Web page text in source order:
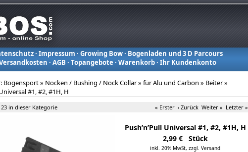
· Impressum · Growing Bow· Bogenladen und 3 D Parcours
· AGB · Topangebote · Warenkorb· Ihr Kundenkonto
Bogensport» Nocken / Bushing / Nock Collar» für Alu und Carbon » Beiter»
#1, #2, #1H, H
in dieser Kategorie « Erster ‹ Zurück Weiter » Letzter »
Push’n’Pull Universal #1, #2, #1H, H
2,99 € Stück
inkl. 20% MwSt, zzgl. Versand